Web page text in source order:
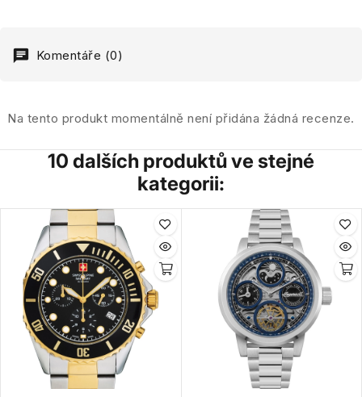
Komentáře (0)
Na tento produkt momentálně není přidána žádná recenze.
10 dalších produktů ve stejné
kategorii: